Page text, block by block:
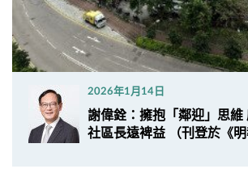
2026年1月14日
謝偉銓：擁抱「鄰迎」思維
社區長遠裨益 （刊登於《明